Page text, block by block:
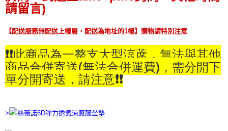
請留言)
【配送服務無配送上樓層，配送為地址的1樓】購物請特別注意
❗❗此商品為一整支大型涼蓆，無法與其他
商品合併寄送(無法合併運費)，需分開下
單分開寄送，請注意❗❗
>